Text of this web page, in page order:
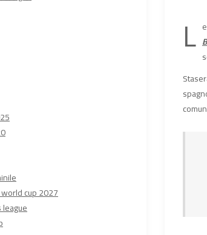
L
cup 2027